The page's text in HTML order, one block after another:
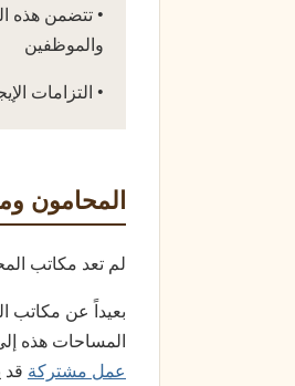
• تتضمن هذه
والموظفين
• التزامات
المحامون
لم تعد مكاتب
بعيداً عن مكاتب
المساحات هذه
عمل مشتركة قد